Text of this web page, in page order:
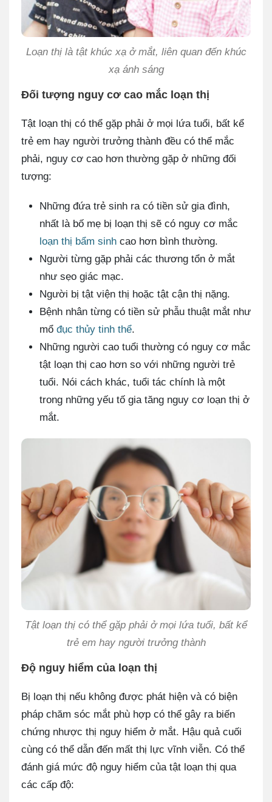
Loạn thị là tật khúc xạ ở mắt, liên quan đến khúc
xạ ánh sáng
Đối tượng nguy cơ cao mắc loạn thị
Tật loạn thị có thể gặp phải ở mọi lứa tuổi, bất kể
trẻ em hay người trưởng thành đều có thể mắc
phải, nguy cơ cao hơn thường gặp ở những đối
tượng:
Những đứa trẻ sinh ra có tiền sử gia đình,
nhất là bố mẹ bị loạn thị sẽ có nguy cơ mắc
loạn thị bẩm sinh cao hơn bình thường.
Người từng gặp phải các thương tổn ở mắt
như sẹo giác mạc.
Người bị tật viện thị hoặc tật cận thị nặng.
Bệnh nhân từng có tiền sử phẫu thuật mắt như
mổ đục thủy tinh thể.
Những người cao tuổi thường có nguy cơ mắc
tật loạn thị cao hơn so với những người trẻ
tuổi. Nói cách khác, tuổi tác chính là một
trong những yếu tố gia tăng nguy cơ loạn thị ở
mắt.
Tật loạn thị có thể gặp phải ở mọi lứa tuổi, bất kể
trẻ em hay người trưởng thành
Độ nguy hiểm của loạn thị
Bị loạn thị nếu không được phát hiện và có biện
pháp chăm sóc mắt phù hợp có thể gây ra biến
chứng nhược thị nguy hiểm ở mắt. Hậu quả cuối
cùng có thể dẫn đến mất thị lực vĩnh viễn. Có thể
đánh giá mức độ nguy hiểm của tật loạn thị qua
các cấp độ: